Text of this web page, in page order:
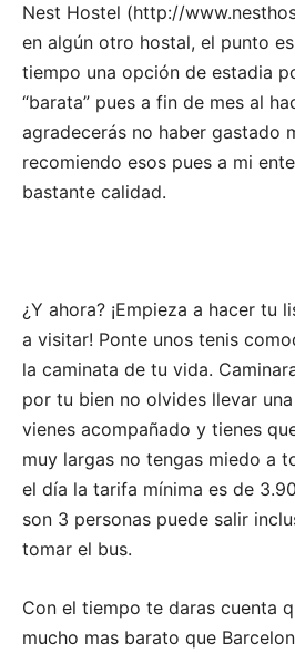
Nest Hostel (http://
en algún otro hostal, el punto
tiempo una opción de estadia
“barata” pues a fin de mes al
agradecerás no haber gastado
recomiendo esos pues a mi
bastante calidad.
¿Y ahora? ¡Empieza a hacer tu
a visitar! Ponte unos tenis
la caminata de tu vida.
por tu bien no olvides llevar
vienes acompañado y tienes
muy largas no tengas miedo a
el día la tarifa mínima es de
son 3 personas puede salir
tomar el bus.
Con el tiempo te daras cuenta
mucho mas barato que